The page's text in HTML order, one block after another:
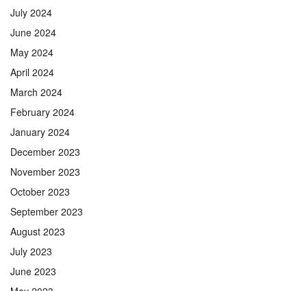
July 2024
June 2024
May 2024
April 2024
March 2024
February 2024
January 2024
December 2023
November 2023
October 2023
September 2023
August 2023
July 2023
June 2023